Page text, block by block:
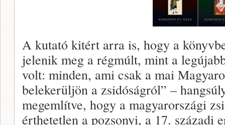
A kutató kitért arra is, hogy a
jelenik meg a régmúlt, mint a
volt: minden, ami csak a mai
belekerüljön a zsidóságról” –
megemlítve, hogy a magyarországi
érthetetlen a pozsonyi, a 17. századi